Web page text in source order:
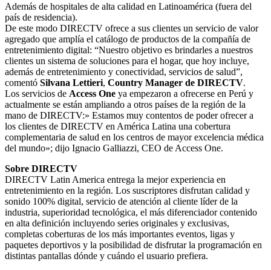
Además de hospitales de alta calidad en Latinoamérica (fuera del
país de residencia).
De este modo DIRECTV ofrece a sus clientes un servicio de valor
agregado que amplía el catálogo de productos de la compañía de
entretenimiento digital: “Nuestro objetivo es brindarles a nuestros
clientes un sistema de soluciones para el hogar, que hoy incluye,
además de entretenimiento y conectividad, servicios de salud”,
comentó Silvana Lettieri, Country Manager de DIRECTV.
Los servicios de Access One ya empezaron a ofrecerse en Perú y
actualmente se están ampliando a otros países de la región de la
mano de DIRECTV:» Estamos muy contentos de poder ofrecer a
los clientes de DIRECTV en América Latina una cobertura
complementaria de salud en los centros de mayor excelencia médica
del mundo»; dijo Ignacio Galliazzi, CEO de Access One.
Sobre DIRECTV
DIRECTV Latin America entrega la mejor experiencia en
entretenimiento en la región. Los suscriptores disfrutan calidad y
sonido 100% digital, servicio de atención al cliente líder de la
industria, superioridad tecnológica, el más diferenciador contenido
en alta definición incluyendo series originales y exclusivas,
completas coberturas de los más importantes eventos, ligas y
paquetes deportivos y la posibilidad de disfrutar la programación en
distintas pantallas dónde y cuándo el usuario prefiera.